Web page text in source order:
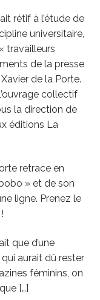
rétif à l’étude de
universitaire,
travailleurs
de la presse
de la Porte.
collectif
la direction de
éditions La
retrace en
» et de son
ligne. Prenez le
que d’une
aurait dû rester
féminins, on
[…]